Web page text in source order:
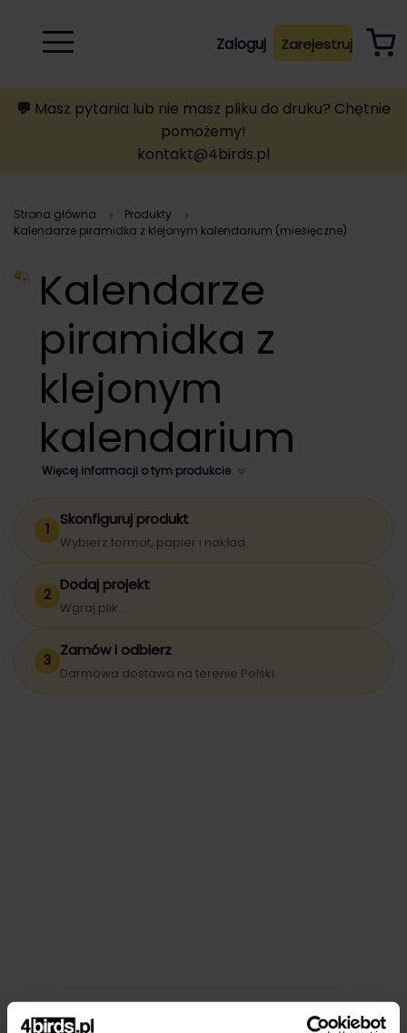
Zaloguj Zarejestruj
Rozwiń
💬 Masz pytania lub nie masz pliku do druku? Chętnie
pomożemy!
kontakt@4birds.pl
Strona główna
Produkty
Kalendarze piramidka z klejonym kalendarium (miesięczne)
Kalendarze
piramidka z
klejonym
kalendarium
Więcej informacji o tym produkcie
1
Skonfiguruj produkt
Wybierz format, papier i nakład.
2
Dodaj projekt
Wgraj plik.
3
Zamów i odbierz
Darmowa dostawa na terenie Polski.